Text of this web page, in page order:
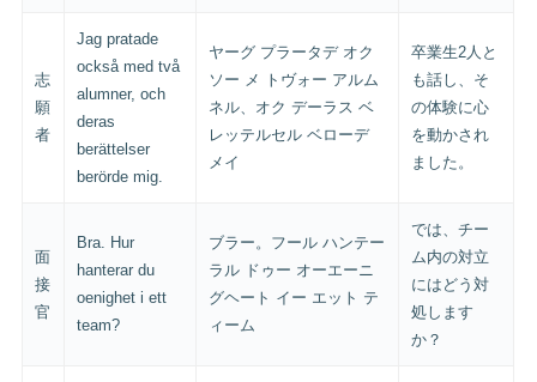
志
願
者
Jag pratade
också med två
alumner, och
deras
berättelser
berörde mig.
ヤーグ プラータデ オク
ソー メ トヴォー アルム
ネル、オク デーラス ベ
レッテルセル ベローデ
メイ
卒業生2人と
も話し、そ
の体験に心
を動かされ
ました。
面
接
官
Bra. Hur
hanterar du
oenighet i ett
team?
ブラー。フール ハンテー
ラル ドゥー オーエーニ
グヘート イー エット テ
ィーム
では、チー
ム内の対立
にはどう対
処します
か？